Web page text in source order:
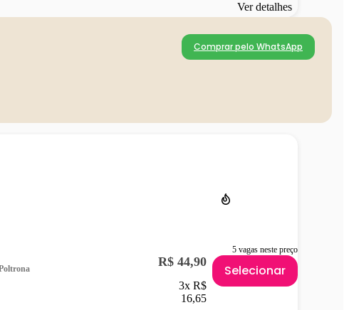
Ver detalhes
Comprar pelo WhatsApp
5 vagas neste preço
R$ 44,90
3x R$
16,65
Selecionar